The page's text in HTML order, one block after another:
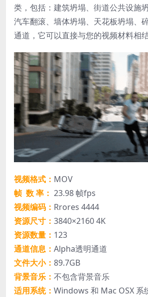
类，包括：建筑坍塌、街道公共设施
汽车翻滚、墙体坍塌、天花板坍塌、
通道，它可以直接与您的视频材料相结
视频格式： MOV
帧 数 率： 23.98 帧fps
视频编码： Rrores 4444
资源尺寸： 3840×2160 4K
资源数量： 123
通道信息： Alpha透明通道
文件大小： 89.7GB
背景音乐： 不包含背景音乐
适用系统： Windows 和 Mac OSX 系